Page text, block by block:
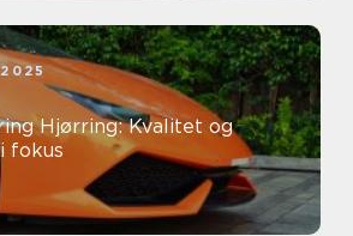
Hjørring: Kvalitet og
fokus